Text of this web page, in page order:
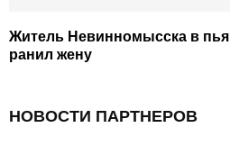
Житель Невинномысска в
ранил жену
НОВОСТИ ПАРТНЕРОВ